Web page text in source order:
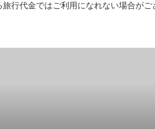
行代金ではご利用になれない場合が